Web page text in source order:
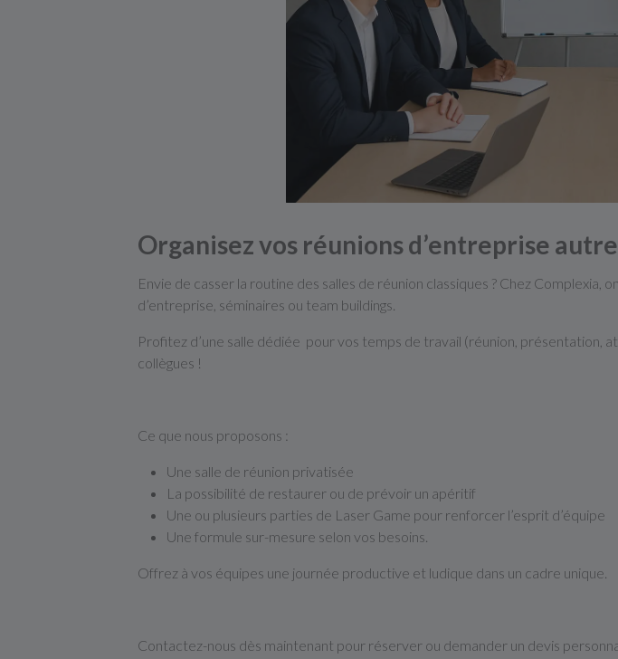
Organisez vos réunions d’entreprise
Envie de casser la routine des salles de réunion classiques ? Chez
d’entreprise, séminaires ou team buildings.
Profitez d’une salle dédiée pour vos temps de travail (réunion, présentation,
collègues !
Ce que nous proposons :
Une salle de réunion privatisée
La possibilité de restaurer ou de prévoir un apéritif
Une ou plusieurs parties de Laser Game pour renforcer l’esprit d’équipe
Une formule sur-mesure selon vos besoins.
Offrez à vos équipes une journée productive et ludique dans un cadre unique.
Contactez-nous dès maintenant pour réserver ou demander un devis